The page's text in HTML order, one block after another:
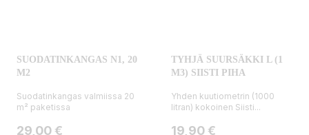
SUODATINKANGAS N1, 20
M2
Suodatinkangas valmiissa 20
m² paketissa
Hinta
29,00 €
TYHJÄ SUURSÄKKI L (1
M3) SIISTI PIHA
Yhden kuutiometrin (1000
litran) kokoinen Siisti...
Hinta
19,90 €